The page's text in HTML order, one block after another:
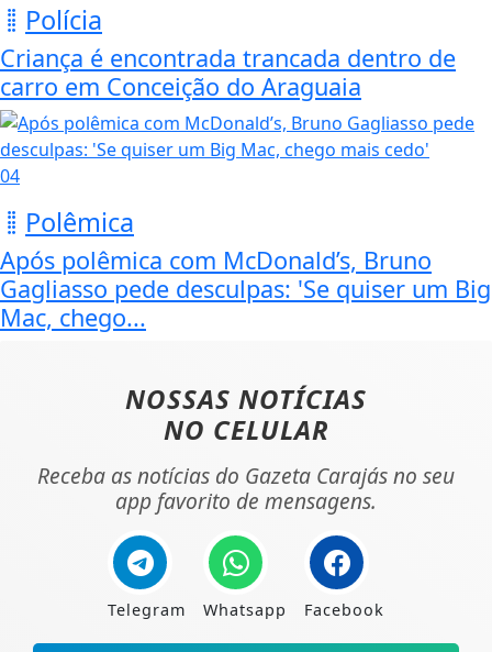
Polícia
Criança é encontrada trancada dentro de
carro em Conceição do Araguaia
04
Polêmica
Após polêmica com McDonald’s, Bruno
Gagliasso pede desculpas: 'Se quiser um Big
Mac, chego...
NOSSAS NOTÍCIAS
NO CELULAR
Receba as notícias do Gazeta Carajás no seu
app favorito de mensagens.
Telegram Whatsapp Facebook